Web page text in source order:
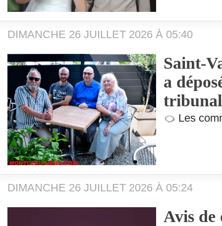
DIMANCHE 26 JUILLET 2026 À 05:40
Saint-
a
Les
DIMANCHE 26 JUILLET 2026 À 05:24
Avis de